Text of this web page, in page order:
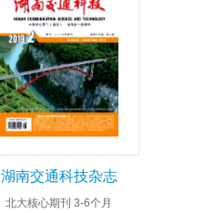
湖南交通科技杂志
北大核心期刊 3-6个月